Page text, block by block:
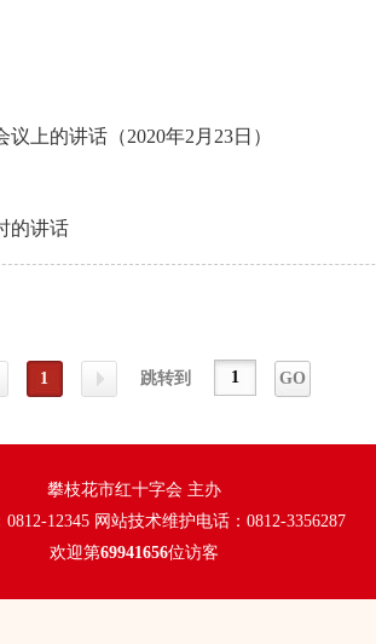
上的讲话（2020年2月23日）
的讲话
1
页
跳转到 GO
攀枝花市红十字会 主办
12345 网站技术维护电话：0812-3356287
欢迎第69941656位访客